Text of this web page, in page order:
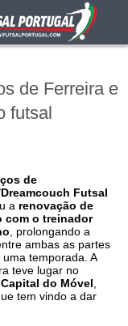
de Ferreira e
futsal
de
Futsal
a renovação de
com o treinador
, prolongando a
ambas as partes
uma temporada. A
teve lugar no
do Móvel
tem vindo a dar